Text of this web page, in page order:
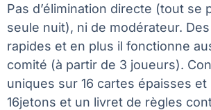
Pas d’élimination directe (tout se
seule nuit), ni de modérateur.
rapides et en plus il fonctionne
comité (à partir de 3 joueurs).
uniques sur 16 cartes épaisses
16jetons et un livret de règles